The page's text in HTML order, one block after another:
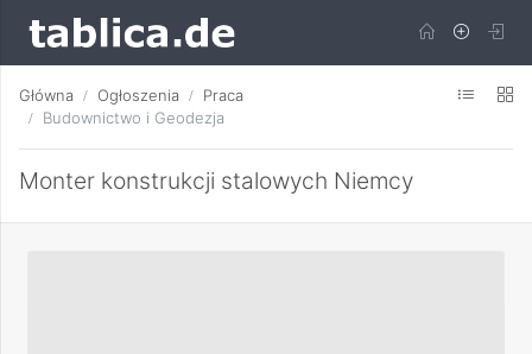
Główna Ogłoszenia
Praca
Budownictwo i Geodezja
Monter konstrukcji stalowych Niemcy